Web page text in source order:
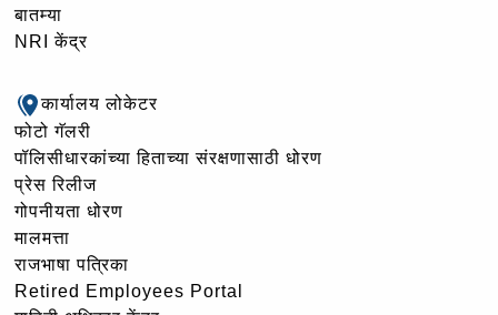
बातम्या
NRI केंद्र
कार्यालय लोकेटर
फोटो गॅलरी
पॉलिसीधारकांच्या हिताच्या संरक्षणासाठी धोरण
प्रेस रिलीज
गोपनीयता धोरण
मालमत्ता
राजभाषा पत्रिका
Retired Employees Portal